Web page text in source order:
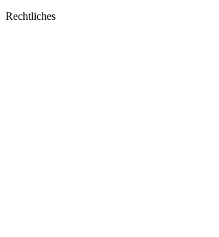
Rechtliches